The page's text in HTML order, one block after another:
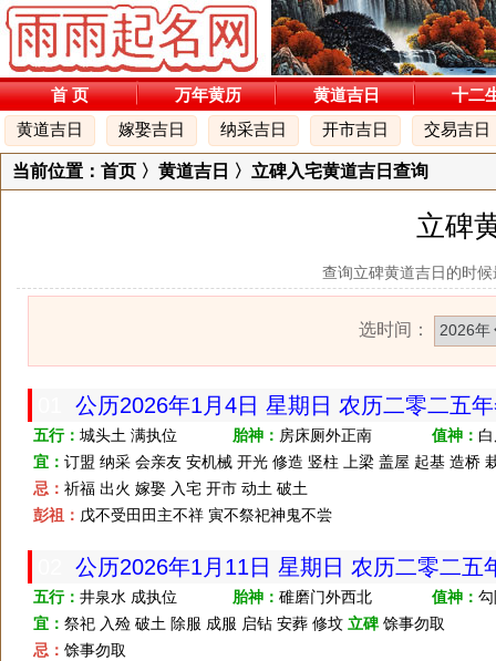
首 页 万年黄历 黄道吉日
十二
黄道吉日
嫁娶吉日 纳采吉日 开市吉日 交易吉日
当前位置： 首页 〉黄道吉日 〉立碑入宅黄道吉日查询
立碑
查询立碑黄道吉日的时
选时间：
公历2026年1月4日 星期日 农历二零二五
五行： 城头土 满执位 胎神： 房床厕外正南 值神：
宜： 订盟 纳采 会亲友 安机械 开光 修造 竖柱 上梁 盖屋 起基 造桥
忌： 祈福 出火 嫁娶 入宅 开市 动土 破土
彭祖： 戊不受田田主不祥 寅不祭祀神鬼不尝
公历2026年1月11日 星期日 农历二零二
五行： 井泉水 成执位 胎神： 碓磨门外西北 值神：
宜： 祭祀 入殓 破土 除服 成服 启钻 安葬 修坟 立碑 馀事勿取
忌： 馀事勿取